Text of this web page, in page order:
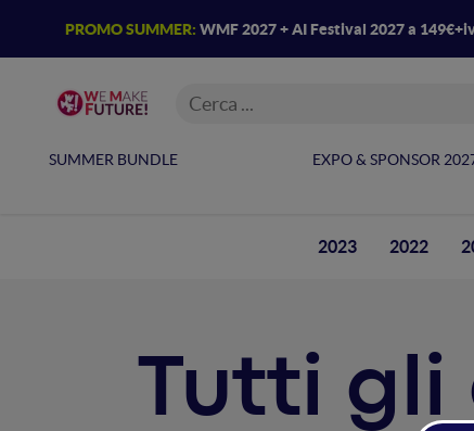
PROMO SUMMER: WMF 2027 + AI Festival 2027 a
SUMMER BUNDLE EXPO & SPONSOR
2023 2022
Tutti